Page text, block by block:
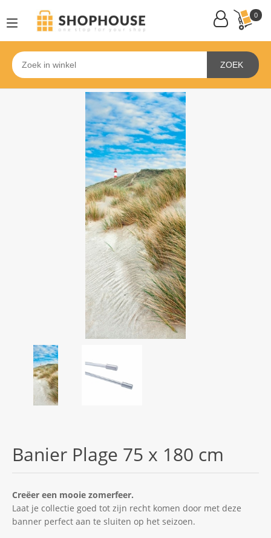
0
ZOEK
Banier Plage 75 x 180 cm
Creëer een mooie zomerfeer.
Laat je collectie goed tot zijn recht komen door met deze
banner perfect aan te sluiten op het seizoen.